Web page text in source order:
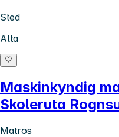
Sted
Alta
Maskinkyndig
Skoleruta
Matros